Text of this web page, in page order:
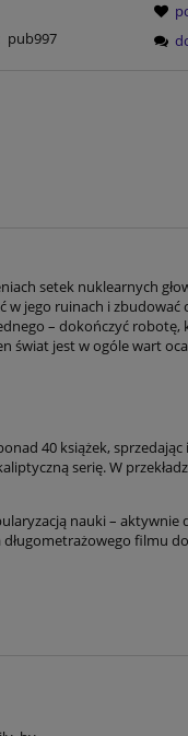
pub997
setek nuklearnych
jego ruinach i zbudować
– dokończyć
świat jest w ogóle wart
40 książek, sprzedając
serię. W
nauki – aktywnie
długometrażowego filmu